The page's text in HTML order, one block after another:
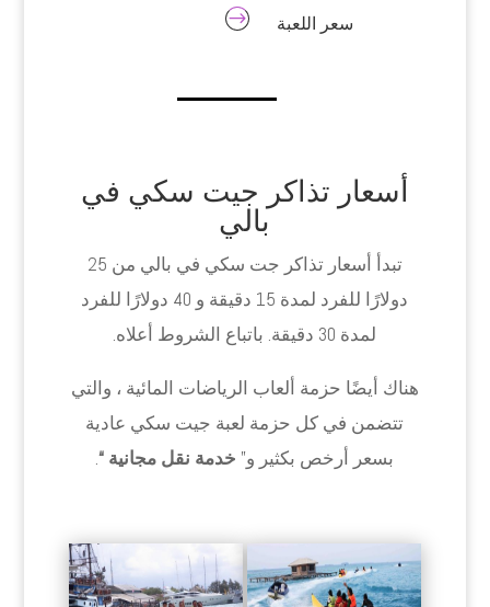
$ سعر اللعبة
أسعار تذاكر جيت سكي في
بالي
تبدأ أسعار تذاكر جت سكي في بالي من 25
دولارًا للفرد لمدة 15 دقيقة و 40 دولارًا للفرد
لمدة 30 دقيقة. باتباع الشروط أعلاه.
هناك أيضًا حزمة ألعاب الرياضات المائية ، والتي
تتضمن في كل حزمة لعبة جيت سكي عادية
بسعر أرخص بكثير و” خدمة نقل مجانية “.